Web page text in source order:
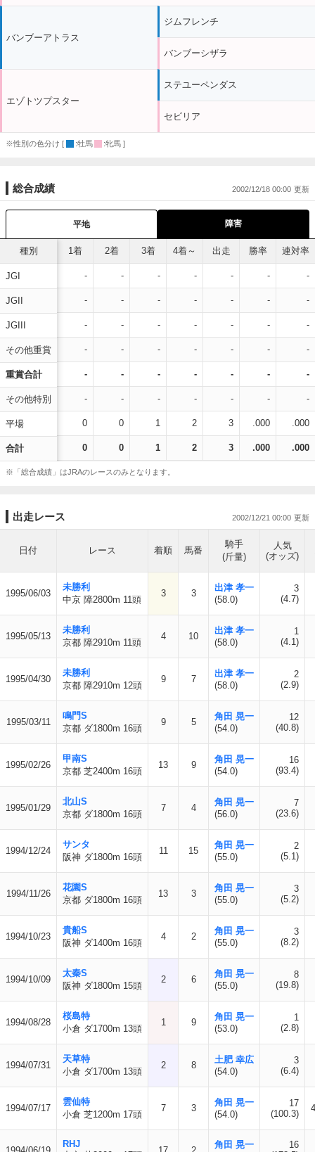
バンブーアトラス
エゾトツプスター
ジムフレンチ
バンブーシザラ
ステユーペンダス
セビリア
※性別の色分け [ :牡馬 :牝馬 ]
総合成績 2002/12/18 00:00
平地 障害
種別
JGI
JGII
JGIII
その他重賞
重賞合計
その他特別
平場
合計
1着 2着 3着 4着～ 出走 勝率 連対率
- - - - - - -
- - - - - - -
- - - - - - -
- - - - - - -
- - - - - - -
- - - - - - -
0 0 1 2 3 .000 .000
0 0 1 2 3 .000 .000
※「総合成績」はJRAのレースのみとなります。
出走レース 2002/12/21 00:00
日付 レース 着順 馬番
騎手
(斤量)
人気
(オッズ)
1995/06/03
未勝利
中京 障2800m 11頭
3 3
出津 孝一
(58.0)
3
(4.7)
1995/05/13
未勝利
京都 障2910m 11頭
4 10
出津 孝一
(58.0)
1
(4.1)
1995/04/30
未勝利
京都 障2910m 12頭
9 7
出津 孝一
(58.0)
2
(2.9)
1995/03/11
鳴門S
京都 ダ1800m 16頭
9 5
角田 晃一
(54.0)
12
(40.8)
1995/02/26
甲南S
京都 芝2400m 16頭
13 9
角田 晃一
(54.0)
16
(93.4)
1995/01/29
北山S
京都 ダ1800m 16頭
7 4
角田 晃一
(56.0)
7
(23.6)
1994/12/24
サンタ
阪神 ダ1800m 16頭
11 15
角田 晃一
(55.0)
2
(5.1)
1994/11/26
花園S
京都 ダ1800m 16頭
13 3
角田 晃一
(55.0)
3
(5.2)
1994/10/23
貴船S
阪神 ダ1400m 16頭
4 2
角田 晃一
(55.0)
3
(8.2)
1994/10/09
太秦S
阪神 ダ1800m 15頭
2 6
角田 晃一
(55.0)
8
(19.8)
1994/08/28
桜島特
小倉 ダ1700m 13頭
1 9
角田 晃一
(53.0)
1
(2.8)
1994/07/31
天草特
小倉 ダ1700m 13頭
2 8
土肥 幸広
(54.0)
3
(6.4)
1994/07/17
雲仙特
小倉 芝1200m 17頭
7 3
角田 晃一
(54.0)
17
(100.3)
RHJ
角田 晃一
16